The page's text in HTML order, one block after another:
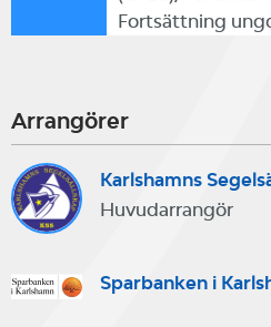
Fortsättning
Arrangörer
Karlshamns
Huvudarrangör
Sparbanken i